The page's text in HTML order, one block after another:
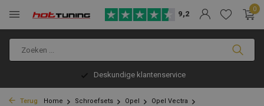
9,2
0
Deskundige klantenservice
Terug Home Schroefsets Opel
Opel Vectra